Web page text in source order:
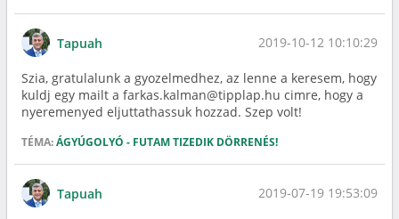
Tapuah 2019-10-12 10:10:29
Szia, gratulalunk a gyozelmedhez, az lenne a keresem, hogy
kuldj egy mailt a farkas.kalman@tipplap.hu cimre, hogy a
nyeremenyed eljuttathassuk hozzad. Szep volt!
TÉMA:ÁGYÚGOLYÓ - FUTAM TIZEDIK DÖRRENÉS!
Tapuah 2019-07-19 19:53:09